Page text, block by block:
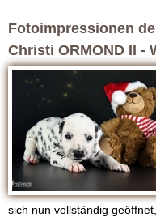
Fotoimpressionen
Christi ORMOND II -
sich nun vollständig